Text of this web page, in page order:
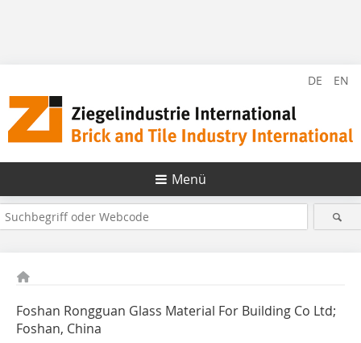
DE EN
Menü
Foshan Rongguan Glass Material For Building Co Ltd;
Foshan, China